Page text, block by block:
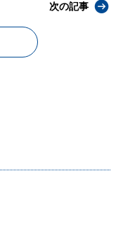
次の記事